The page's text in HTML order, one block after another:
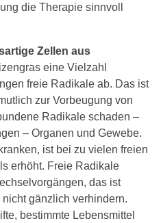
die Therapie sinnvoll
Zellen aus
eine Vielzahl
freie Radikale ab. Das ist
zur Vorbeugung von
Radikale schaden –
– Organen und Gewebe.
ist bei zu vielen freien
erhöht. Freie Radikale
das ist
gänzlich verhindern.
bestimmte Lebensmittel